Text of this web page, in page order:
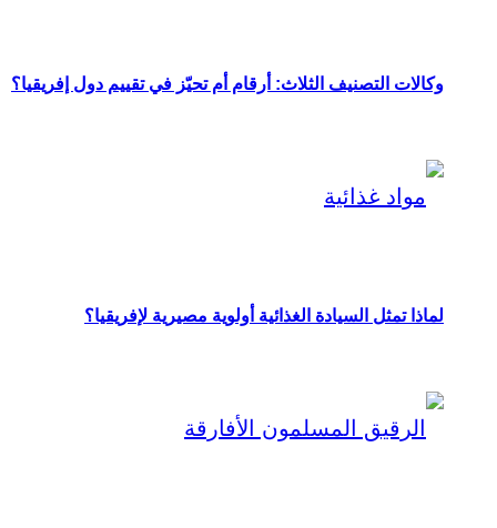
وكالات التصنيف الثلاث: أرقام أم تحيّز في تقييم دول إفريقيا؟
لماذا تمثل السيادة الغذائية أولوية مصيرية لإفريقيا؟